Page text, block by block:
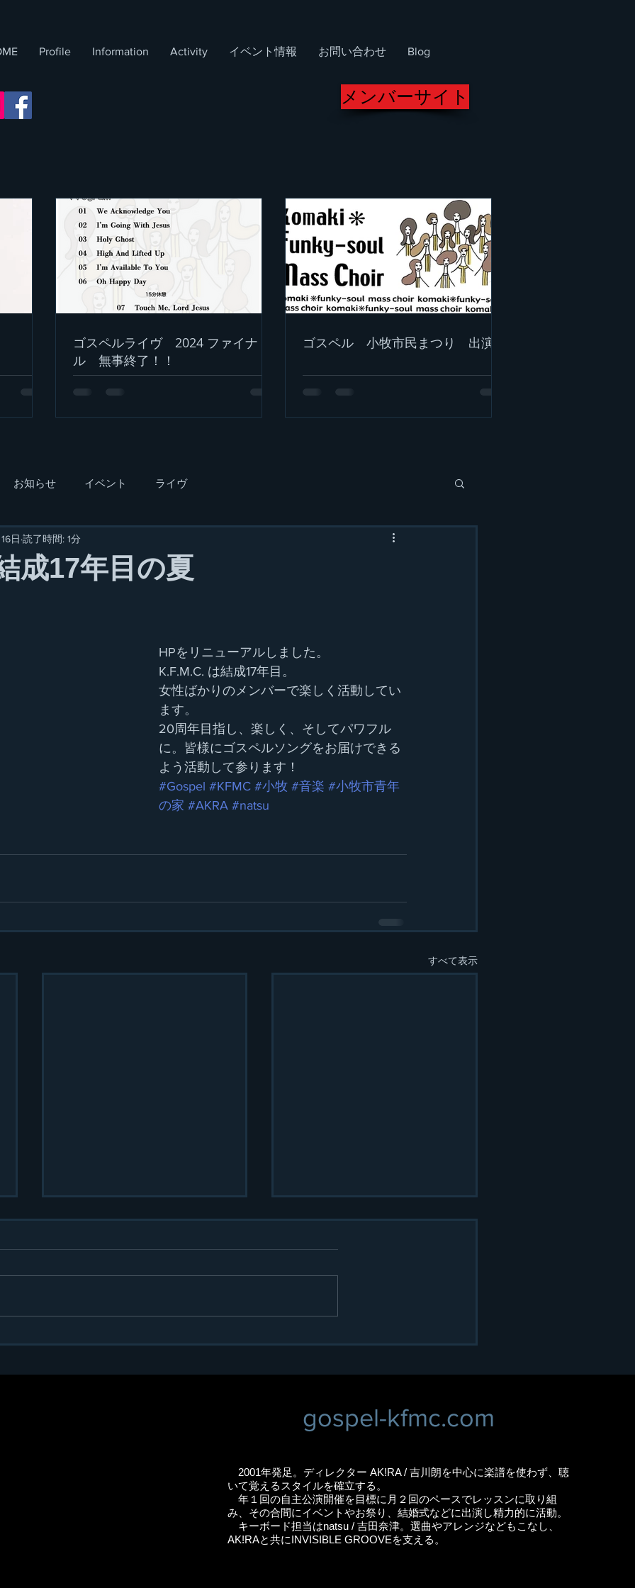
Profile Information ​Activity イベント情報 お問い合わせ Blog
メンバーサイト
ゴスペルライヴ 2024 ファイナ
ル 無事終了！！
ゴスペル 小牧市民まつり 出演！
お知らせ イベント ライヴ
成17年目の夏
日 読了時間: 1分
HPをリニューアルしました。
K.F.M.C. は結成17年目。
女性ばかりのメンバーで楽しく活動してい
ます。
20周年目指し、楽しく、そしてパワフル
に。皆様にゴスペルソングをお届けできる
よう活動して参ります！
#Gospel #KFMC #小牧 #音楽 #小牧市青年
の家 #AKRA #natsu
すべて表示
gospel-kfmc.com
2001年発足。ディレクター AK!RA / 吉川朗を中心に楽譜を使わず、聴
いて覚えるスタイルを確立する。
年１回の自主公演開催を目標に月２回のペースでレッスンに取り組
み、その合間にイベントやお祭り、結婚式などに出演し精力的に活動。
キーボード担当はnatsu / 吉田奈津。選曲やアレンジなどもこなし、
AK!RAと共にINVISIBLE GROOVEを支える。